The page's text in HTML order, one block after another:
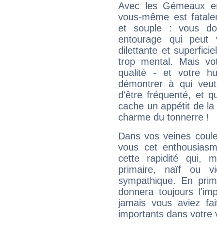
Avec les Gémeaux
vous-même est
et souple : vous
entourage qui
dilettante et
trop mental. Mais
qualité - et votre
démontrer à qui
d'être fréquenté, et
cache un appétit de
charme du tonnerre !
Dans vos veines
vous cet
cette rapidité qui,
primaire, naïf ou
sympathique. En
donnera toujours
jamais vous aviez
importants dans votre